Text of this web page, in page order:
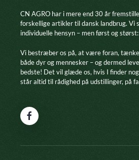
CN AGRO har i mere end 30 år
forskellige artikler til dansk landbrug.
individuelle hensyn – men først og
​Vi bestræber os på, at være foran,
både dyr og mennesker – og dermed
bedste! Det vil glæde os, hvis I finder
står altid til rådighed på udstillinger, på